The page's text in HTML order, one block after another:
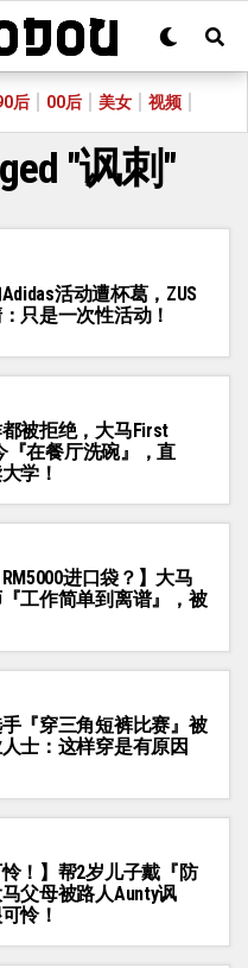
后 00后 美女 视频
"讽刺"
活动遭杯葛，ZUS
只是一次性活动！
被拒绝，大马First
『在餐厅洗碗』，直
学！
进口袋？】大马
工作简单到离谱』，被
『穿三角短裤比赛』被
士：这样穿是有原因
怜！】帮2岁儿子戴『防
父母被路人Aunty讽
怜！